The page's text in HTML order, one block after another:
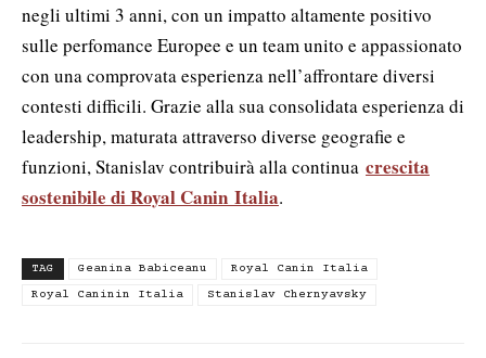
negli ultimi 3 anni, con un impatto altamente positivo
sulle perfomance Europee e un team unito e appassionato
con una comprovata esperienza nell’affrontare diversi
contesti difficili. Grazie alla sua consolidata esperienza di
leadership, maturata attraverso diverse geografie e
funzioni, Stanislav contribuirà alla continua crescita
sostenibile di Royal Canin Italia.
TAG Geanina Babiceanu
Royal Canin Italia
Royal Caninin Italia
Stanislav Chernyavsky